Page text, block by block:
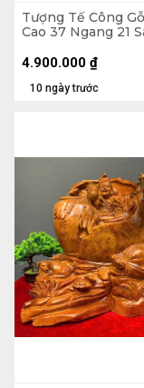
Tượng Tế Công
Cao 37 Ngang 21
10 ngày trước
4.900.000 ₫